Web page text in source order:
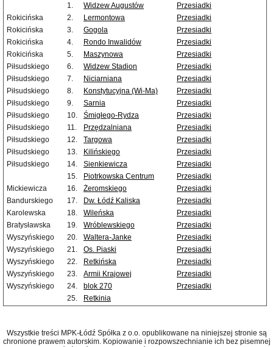
1.
Widzew Augustów
Przesiadki
Rokicińska
2. Lermontowa
Przesiadki
Rokicińska
3. Gogola
Przesiadki
Rokicińska
4. Rondo Inwalidów
Przesiadki
Rokicińska
5. Maszynowa
Przesiadki
Piłsudskiego
6. Widzew Stadion
Przesiadki
Piłsudskiego
7. Niciarniana
Przesiadki
Piłsudskiego
8. Konstytucyjna (Wi-Ma)
Przesiadki
Piłsudskiego
9. Sarnia
Przesiadki
Piłsudskiego
10. Śmigłego-Rydza
Przesiadki
Piłsudskiego
11. Przędzalniana
Przesiadki
Piłsudskiego
12. Targowa
Przesiadki
Piłsudskiego
13. Kilińskiego
Przesiadki
Piłsudskiego
14. Sienkiewicza
Przesiadki
15.
Piotrkowska Centrum
Przesiadki
Mickiewicza
16. Żeromskiego
Przesiadki
Bandurskiego
17. Dw. Łódź Kaliska
Przesiadki
Karolewska
18. Wileńska
Przesiadki
Bratysławska
19. Wróblewskiego
Przesiadki
Wyszyńskiego
20. Waltera-Janke
Przesiadki
Wyszyńskiego
21. Os. Piaski
Przesiadki
Wyszyńskiego
22. Retkińska
Przesiadki
Wyszyńskiego
23. Armii Krajowej
Przesiadki
Wyszyńskiego
24. blok 270
Przesiadki
25.
Retkinia
Wszystkie treści MPK-Łódź Spółka z o.o. opublikowane na niniejszej stronie są
chronione prawem autorskim. Kopiowanie i rozpowszechnianie ich bez pisemnej